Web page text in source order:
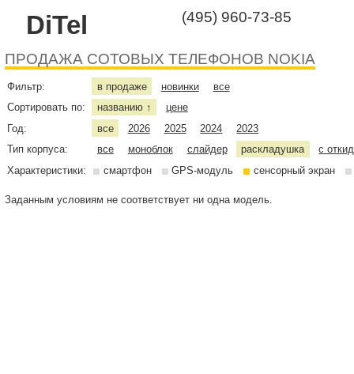
DiTel (495) 960-73-85
ПРОДАЖА СОТОВЫХ ТЕЛЕФОНОВ NOKIA
Фильтр: в продаже новинки
все
Сортировать по:
названию ↑
цене
Год:
все 2026 2025 2024
2023
Тип корпуса:
все моноблок слайдер раскладушка
с
Характеристики:
смартфон GPS-модуль сенсорный экран
Заданным условиям не соответствует ни одна модель.